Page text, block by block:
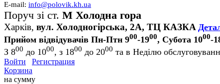
E-mail: info@polovik.kh.ua
Поруч зі ст. М Холодна гора
Харків, вул. Холодногірська, 2А, ТЦ КАЗКА
Прийом відвідувачів Пн-Птн 900-1900, Субота 1000-
З 800 до 1000, з 1800 до 2000 та в Неділю
Войти
Регистрация
Корзина
на сумму